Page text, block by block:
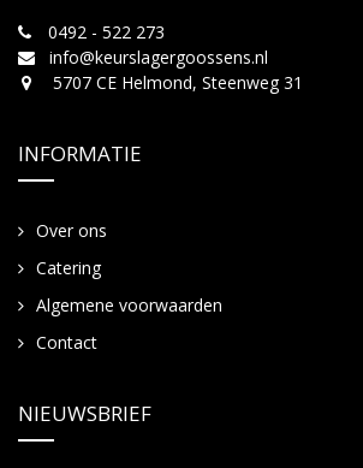
0492 - 522 273
info@keurslagergoossens.nl
5707 CE Helmond, Steenweg 31
INFORMATIE
Over ons
Catering
Algemene voorwaarden
Contact
NIEUWSBRIEF